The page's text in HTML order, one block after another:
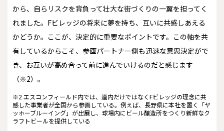
から、自らリスクを背負って壮大な街づくりの一翼を担ってく
れました。Fビレッジの将来に夢を持ち、互いに共感しあえる
かどうか――。ここが、決定的に重要なポイントです。この軸を共
有しているからこそ、参画パートナー側も迅速な意思決定がで
き、お互いが高め合って前に進んでいけるのだと感じます
（※2）。
※2 エスコンフィールド内では、道内だけではなくFビレッジの理念に共
感した事業者が全国から参画している。例えば、長野県に本社を置く「ヤ
ッホーブルーイング」が出展し、球場内にビール醸造所をつくり新鮮なク
ラフトビールを提供している